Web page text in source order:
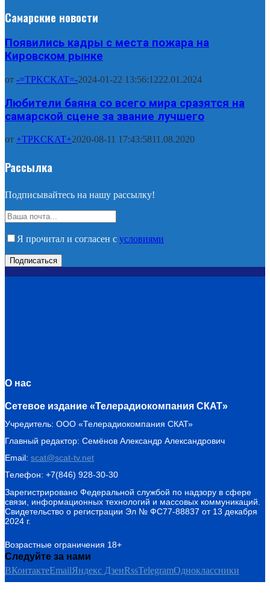
Самарские новости
Появились кадры с места пожара на
Кировском рынке
от -=TPKCKAT=-2024-01-22 13:56:1222.01.2024
Любители баяна со всего мира сразятся на
самарской сцене за звание лучшего
от +TPKCKAT+2020-08-11 17:43:5811.08.2020
Рассылка
Подписывайтесь на нашу рассылку!
Я прочитал и согласен с условиями
О нас
Сетевое издание «Телерадиокомпания СКАТ»
Учредитель: ООО «Телерадиокомпания СКАТ»
Главный редактор: Семёнов Александр Александрович
Email: scat@scat-tv.net
Телефон: +7(846) 928-30-30
Зарегистрировано Федеральной службой по надзору в сфере
связи, информационных технологий и массовых коммуникаций.
Свидетельство о регистрации Эл № ФС77-88837 от 13 декабря
2024 г.
Возрастные ограничения 18+
Следуйте за нами
ВКонтактеEmailЯндекс ДзенRssTelegramОдноклассники